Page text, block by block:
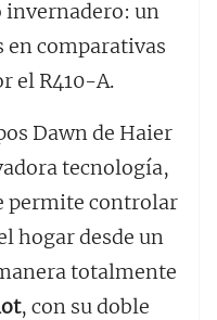
invernadero: un
en comparativas
el R410-A.
Dawn de Haier
tecnología,
permite controlar
hogar desde un
totalmente
, con su doble